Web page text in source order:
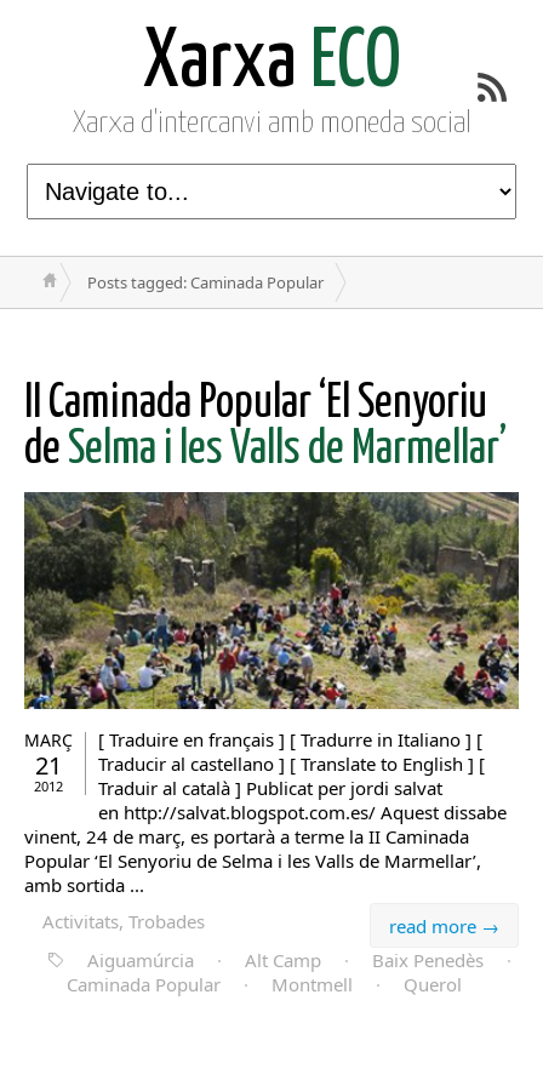
Xarxa ECO
Xarxa d'intercanvi amb moneda social
Posts tagged: Caminada Popular
II Caminada Popular ‘El Senyoriu
de Selma i les Valls de Marmellar’
MARÇ
21
2012
[ Traduire en français ] [ Tradurre in Italiano ] [
Traducir al castellano ] [ Translate to English ] [
Traduir al català ] Publicat per jordi salvat
en http://salvat.blogspot.com.es/ Aquest dissabe
vinent, 24 de març, es portarà a terme la II Caminada
Popular ‘El Senyoriu de Selma i les Valls de Marmellar’,
amb sortida ...
read more →
Activitats, Trobades
Aiguamúrcia
· Alt Camp · Baix Penedès
·
Caminada Popular
· Montmell · Querol